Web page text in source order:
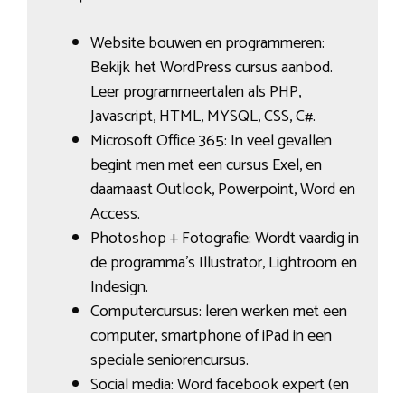
Website bouwen en programmeren:
Bekijk het WordPress cursus aanbod.
Leer programmeertalen als PHP,
Javascript, HTML, MYSQL, CSS, C#.
Microsoft Office 365: In veel gevallen
begint men met een cursus Exel, en
daarnaast Outlook, Powerpoint, Word en
Access.
Photoshop + Fotografie: Wordt vaardig in
de programma’s Illustrator, Lightroom en
Indesign.
Computercursus: leren werken met een
computer, smartphone of iPad in een
speciale seniorencursus.
Social media: Word facebook expert (en